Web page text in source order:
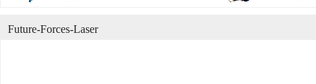
Future-Forces-Laser